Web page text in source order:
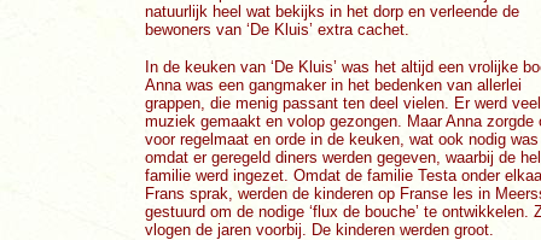
natuurlijk heel wat bekijks in het dorp en verleende de
bewoners van ‘De Kluis’ extra cachet.
n de keuken van ‘De Kluis’ was het altijd een vrolijke
Anna was een gangmaker in het bedenken van allerlei
grappen, die menig passant ten deel vielen. Er werd veel
muziek gemaakt en volop gezongen. Maar Anna zorgde
voor regelmaat en orde in de keuken, wat ook nodig was
omdat er geregeld diners werden gegeven, waarbij de
familie werd ingezet. Omdat de familie Testa onder
Frans sprak, werden de kinderen op Franse les in
gestuurd om de nodige ‘flux de bouche’ te ontwikkelen.
vlogen de jaren voorbij. De kinderen werden groot.